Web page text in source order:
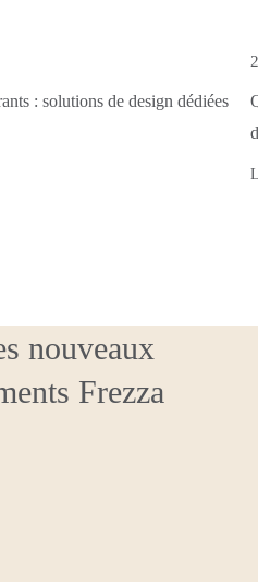
: solutions de design dédiées
nouveaux
Frezza